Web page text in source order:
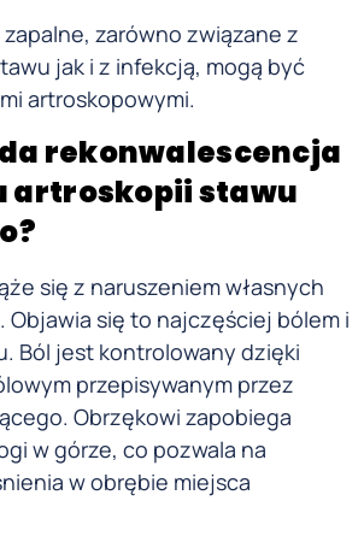
zarówno związane z
jak i z infekcją, mogą być
artroskopowymi.
rekonwalescencja
artroskopii stawu
się z naruszeniem własnych
się to najczęściej bólem i
Ból jest kontrolowany dzięki
przepisywanym przez
Obrzękowi zapobiega
w górze, co pozwala na
w obrębie miejsca